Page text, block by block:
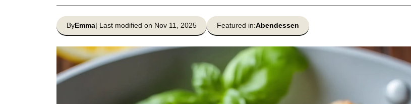
ByEmma| Last modified on Nov 11, 2025 Featured in:Abendessen